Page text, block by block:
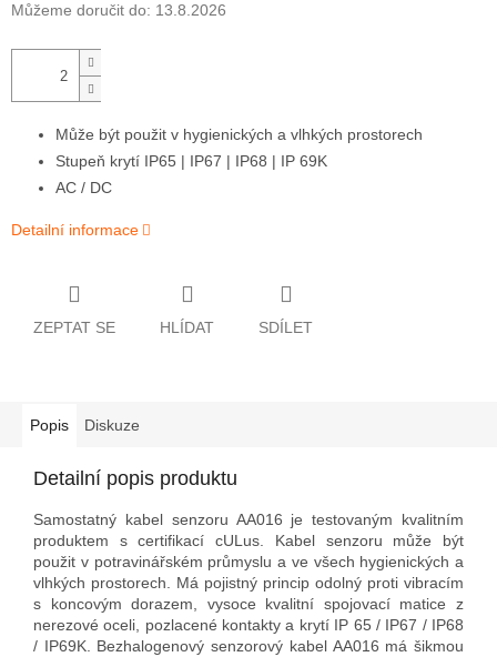
Můžeme doručit do: 13.8.2026
Může být použit v hygienických a vlhkých prostorech
Stupeň krytí IP65 | IP67 | IP68 | IP 69K
AC / DC
Detailní informace
ZEPTAT SE HLÍDAT SDÍLET
Popis Diskuze
Detailní popis produktu
Samostatný kabel senzoru AA016 je testovaným kvalitním
produktem s certifikací cULus. Kabel senzoru může být
použit v potravinářském průmyslu a ve všech hygienických a
vlhkých prostorech. Má pojistný princip odolný proti vibracím
s koncovým dorazem, vysoce kvalitní spojovací matice z
nerezové oceli, pozlacené kontakty a krytí IP 65 / IP67 / IP68
/ IP69K. Bezhalogenový senzorový kabel AA016 má šikmou